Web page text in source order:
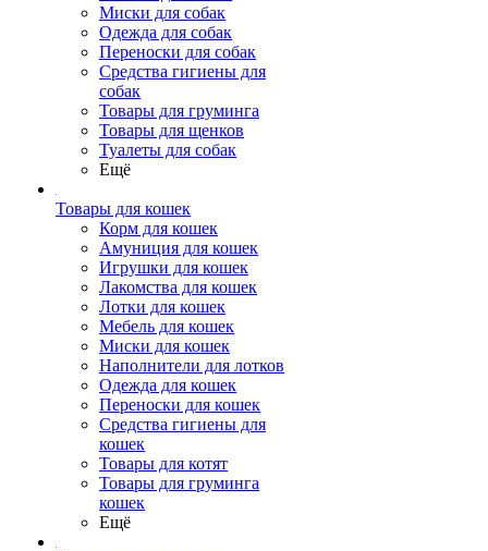
Миски для собак
Одежда для собак
Переноски для собак
Средства гигиены для
собак
Товары для груминга
Товары для щенков
Туалеты для собак
Ещё
Товары для кошек
Корм для кошек
Амуниция для кошек
Игрушки для кошек
Лакомства для кошек
Лотки для кошек
Мебель для кошек
Миски для кошек
Наполнители для лотков
Одежда для кошек
Переноски для кошек
Средства гигиены для
кошек
Товары для котят
Товары для груминга
кошек
Ещё